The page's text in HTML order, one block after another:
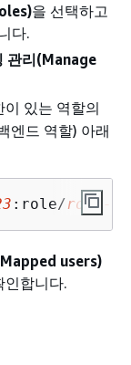
을 선택하고
다.
관리(Manage
있는 역할의
엔드 역할) 아래
:role/role-
users)
인합니다.